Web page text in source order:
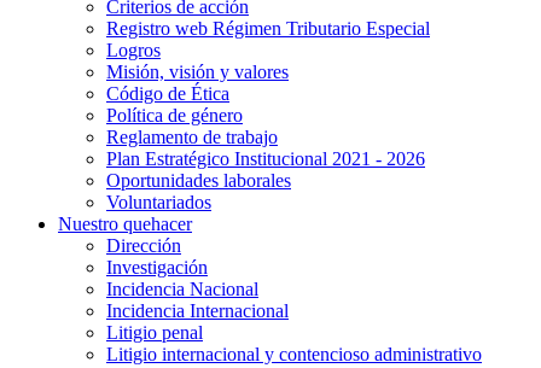
Criterios de acción
Registro web Régimen Tributario Especial
Logros
Misión, visión y valores
Código de Ética
Política de género
Reglamento de trabajo
Plan Estratégico Institucional 2021 - 2026
Oportunidades laborales
Voluntariados
Nuestro quehacer
Dirección
Investigación
Incidencia Nacional
Incidencia Internacional
Litigio penal
Litigio internacional y contencioso administrativo